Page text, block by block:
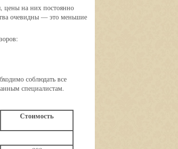
цены на них постоянно
очевидны — это меньшие
соблюдать все
специалистам.
Стоимость